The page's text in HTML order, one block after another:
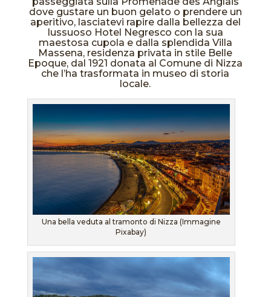
dove gustare un buon gelato o prendere un
aperitivo, lasciatevi rapire dalla bellezza del
lussuoso Hotel Negresco con la sua
maestosa cupola e dalla splendida Villa
Massena, residenza privata in stile Belle
Epoque, dal 1921 donata al Comune di Nizza
che l’ha trasformata in museo di storia
locale.
Una bella veduta al tramonto di Nizza (Immagine
Pixabay)